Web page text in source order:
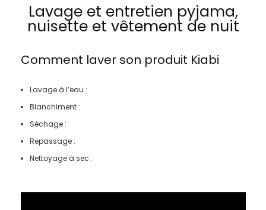
Lavage et entretien pyjama,
nuisette et vêtement de nuit
Comment laver son produit Kiabi
Lavage à l’eau :
Blanchiment :
Séchage :
Repassage :
Nettoyage à sec :